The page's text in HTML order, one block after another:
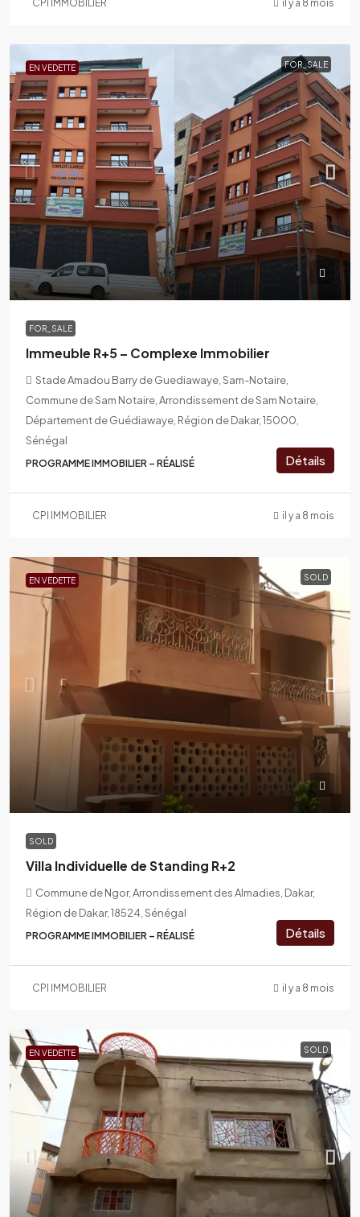
CPI IMMOBILIER il y a 8 mois
EN VEDETTE FOR_SALE
FOR_SALE
Immeuble R+5 – Complexe Immobilier
Stade Amadou Barry de Guediawaye, Sam-Notaire,
Commune de Sam Notaire, Arrondissement de Sam Notaire,
Département de Guédiawaye, Région de Dakar, 15000,
Sénégal
PROGRAMME IMMOBILIER – RÉALISÉ Détails
CPI IMMOBILIER il y a 8 mois
EN VEDETTE SOLD
SOLD
Villa Individuelle de Standing R+2
Commune de Ngor, Arrondissement des Almadies, Dakar,
Région de Dakar, 18524, Sénégal
PROGRAMME IMMOBILIER – RÉALISÉ Détails
CPI IMMOBILIER il y a 8 mois
EN VEDETTE SOLD